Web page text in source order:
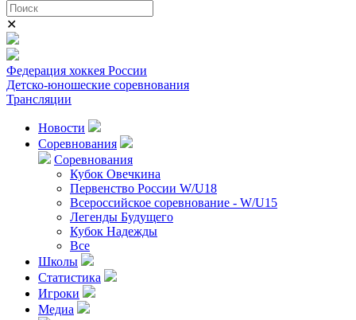
✕
Федерация хоккея России
Детско-юношеские соревнования
Трансляции
Новости
Соревнования
Соревнования
Кубок Овечкина
Первенство России W/U18
Всероссийское соревнование - W/U15
Легенды Будущего
Кубок Надежды
Все
Школы
Статистика
Игроки
Медиа